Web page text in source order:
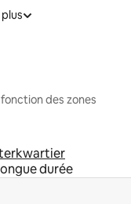
des zones
durée